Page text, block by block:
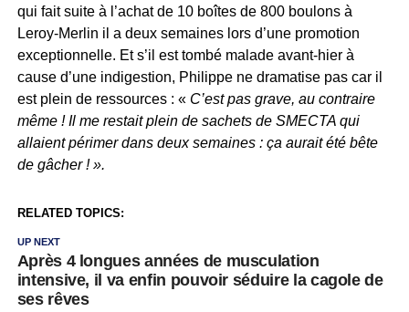
qui fait suite à l’achat de 10 boîtes de 800 boulons à
Leroy-Merlin il a deux semaines lors d’une promotion
exceptionnelle. Et s’il est tombé malade avant-hier à
cause d’une indigestion, Philippe ne dramatise pas car il
est plein de ressources : «C’est pas grave, au contraire
même ! Il me restait plein de sachets de SMECTA qui
allaient périmer dans deux semaines : ça aurait été bête
de gâcher ! ».
RELATED TOPICS:
UP NEXT
Après 4 longues années de musculation
intensive, il va enfin pouvoir séduire la cagole de
ses rêves